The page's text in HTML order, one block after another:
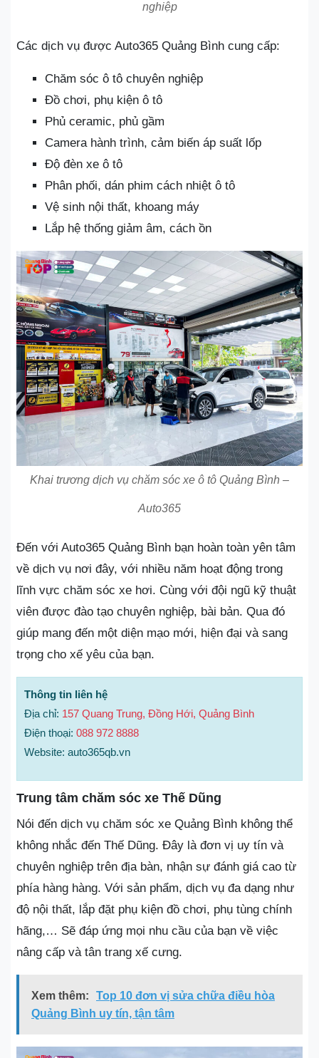
nghiệp
Các dịch vụ được Auto365 Quảng Bình cung cấp:
Chăm sóc ô tô chuyên nghiệp
Đồ chơi, phụ kiện ô tô
Phủ ceramic, phủ gầm
Camera hành trình, cảm biến áp suất lốp
Độ đèn xe ô tô
Phân phối, dán phim cách nhiệt ô tô
Vệ sinh nội thất, khoang máy
Lắp hệ thống giảm âm, cách ồn
Khai trương dịch vụ chăm sóc xe ô tô Quảng Bình –
Auto365
Đến với Auto365 Quảng Bình bạn hoàn toàn yên tâm
về dịch vụ nơi đây, với nhiều năm hoạt động trong
lĩnh vực chăm sóc xe hơi. Cùng với đội ngũ kỹ thuật
viên được đào tạo chuyên nghiệp, bài bản. Qua đó
giúp mang đến một diện mạo mới, hiện đại và sang
trọng cho xế yêu của bạn.
Thông tin liên hệ
Địa chỉ: 157 Quang Trung, Đồng Hới, Quảng Bình
Điện thoại: 088 972 8888
Website: auto365qb.vn
Trung tâm chăm sóc xe Thế Dũng
Nói đến dịch vụ chăm sóc xe Quảng Bình không thể
không nhắc đến Thế Dũng. Đây là đơn vị uy tín và
chuyên nghiệp trên địa bàn, nhận sự đánh giá cao từ
phía hàng hàng. Với sản phẩm, dịch vụ đa dạng như
độ nội thất, lắp đặt phụ kiện đồ chơi, phụ tùng chính
hãng,… Sẽ đáp ứng mọi nhu cầu của bạn về việc
nâng cấp và tân trang xế cưng.
Xem thêm:
Top 10 đơn vị sửa chữa điều hòa
Quảng Bình uy tín, tận tâm